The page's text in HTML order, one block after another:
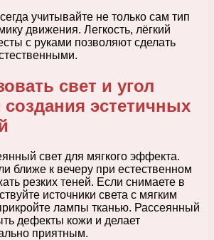
учитывайте не только сам тип
движения. Легкость, лёгкий
с руками позволяют сделать
свет и угол
эстетичных
свет для мягкого эффекта.
ближе к вечеру при естественном
резких теней. Если снимаете в
источники света с мягким
лампы тканью. Рассеянный
дефекты кожи и делает
приятным.